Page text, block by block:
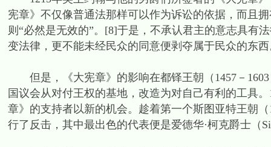
宪章》不仅像普通法那样可以作为诉讼的依据，而且
则“必然是无效的”。[8]于是，不承认君主的意志具有
变法律，更不能未经民众的同意便剥夺属于民众的东
但是，《大宪章》的影响在都铎王朝（1457－
国议会从对付王权的基地，改造为对自己有利的工具
章》的支持者以新的机会。趁着第一个斯图亚特王朝
行了反击，其中最出色的代表便是爱德华·柯克爵士（